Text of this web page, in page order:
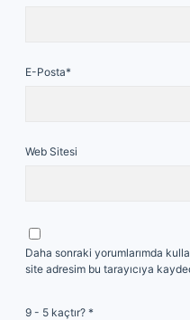
E-Posta*
Web Sitesi
Daha sonraki yorumlarımda
site adresim bu tarayıcıya
9 - 5 kaçtır? *